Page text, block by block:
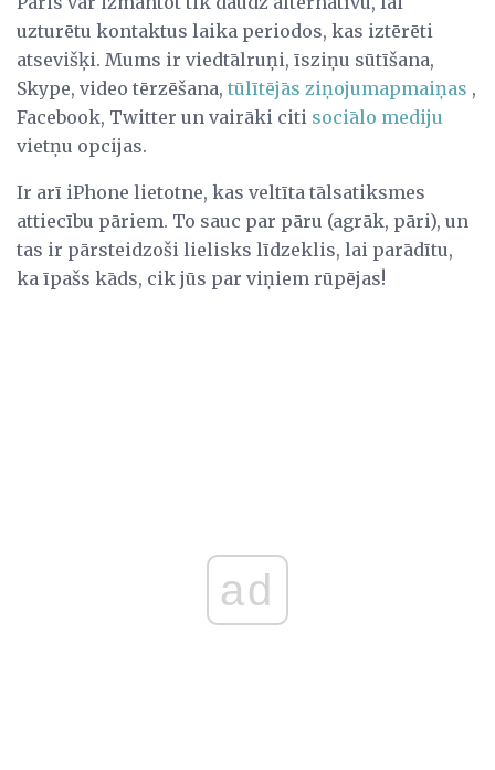
uzturētu kontaktus laika periodos, kas iztērēti
atsevišķi. Mums ir viedtālruņi, īsziņu sūtīšana,
Skype, video tērzēšana, tūlītējās ziņojumapmaiņas ,
Facebook, Twitter un vairāki citi sociālo mediju
vietņu opcijas.
Ir arī iPhone lietotne, kas veltīta tālsatiksmes
attiecību pāriem. To sauc par pāru (agrāk, pāri), un
tas ir pārsteidzoši lielisks līdzeklis, lai parādītu,
ka īpašs kāds, cik jūs par viņiem rūpējas!
ad